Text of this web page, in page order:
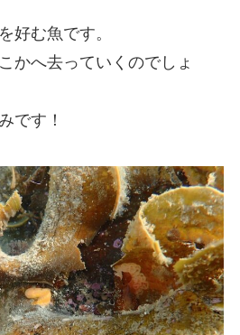
好む魚です。
かへ去っていくのでしょ
です！